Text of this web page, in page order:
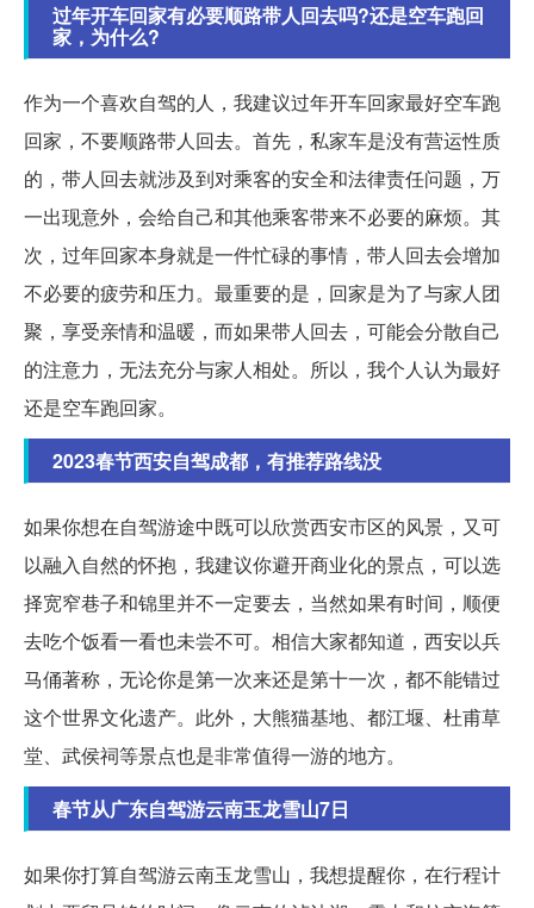
过年开车回家有必要顺路带人回去吗?还是空车跑回
家，为什么?
作为一个喜欢自驾的人，我建议过年开车回家最好空车跑
回家，不要顺路带人回去。首先，私家车是没有营运性质
的，带人回去就涉及到对乘客的安全和法律责任问题，万
一出现意外，会给自己和其他乘客带来不必要的麻烦。其
次，过年回家本身就是一件忙碌的事情，带人回去会增加
不必要的疲劳和压力。最重要的是，回家是为了与家人团
聚，享受亲情和温暖，而如果带人回去，可能会分散自己
的注意力，无法充分与家人相处。所以，我个人认为最好
还是空车跑回家。
2023春节西安自驾成都，有推荐路线没
如果你想在自驾游途中既可以欣赏西安市区的风景，又可
以融入自然的怀抱，我建议你避开商业化的景点，可以选
择宽窄巷子和锦里并不一定要去，当然如果有时间，顺便
去吃个饭看一看也未尝不可。相信大家都知道，西安以兵
马俑著称，无论你是第一次来还是第十一次，都不能错过
这个世界文化遗产。此外，大熊猫基地、都江堰、杜甫草
堂、武侯祠等景点也是非常值得一游的地方。
春节从广东自驾游云南玉龙雪山7日
如果你打算自驾游云南玉龙雪山，我想提醒你，在行程计